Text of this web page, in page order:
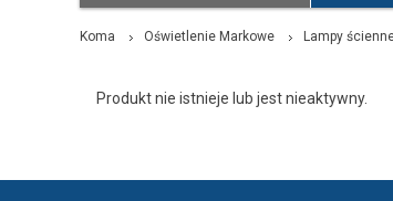
Koma Oświetlenie Markowe Lampy
Produkt nie istnieje lub jest nieaktywny.